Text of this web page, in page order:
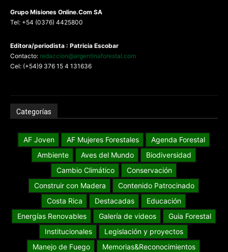
Grupo Misiones Online.Com SA
Tel: +54 (0376) 4425800
Editora/periodista : Patricia Escobar
Contacto: redaccion@argentinaforestal.com
Cel: (+54)9 376 15 4 131636
Categorías
AF Joven AF Mujeres Forestales
Agenda Forestal
Ambiente
Aves del Mundo
Biodiversidad
Cambio Climático
Conservación
Construir con Madera
Contenido Patrocinado
Costa Rica
Destacadas
Educación
Energías Renovables
Galería de videos
Guia Forestal
Institucionales
Legislación y proyectos
Manejo de Fuego
Memorias&Reconocimientos